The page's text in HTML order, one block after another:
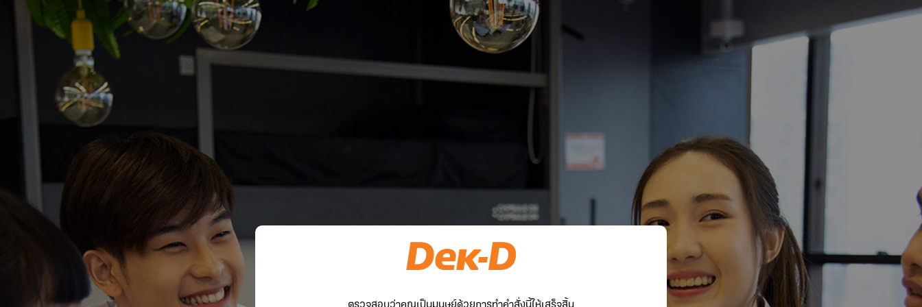
ตรวจสอบว่าคุณเป็นมนุษย์ด้วยการทำคำสั่งนี้ให้เสร็จสิ้น